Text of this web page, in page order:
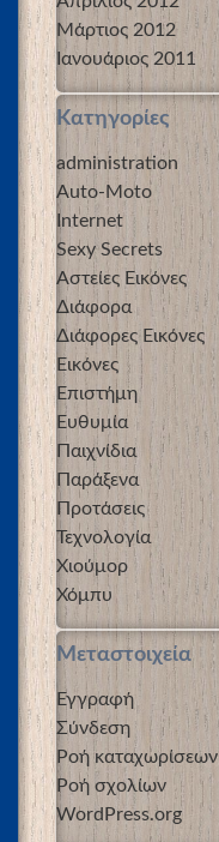
Μάρτιος 2012
Ιανουάριος 2011
Kατηγορίες
administration
Auto-Moto
Internet
Sexy Secrets
Αστείες Εικόνες
Διάφορα
Διάφορες Εικόνες
Εικόνες
Επιστήμη
Ευθυμία
Παιχνίδια
Παράξενα
Προτάσεις
Τεχνολογία
Χιούμορ
Χόμπυ
Μεταστοιχεία
Εγγραφή
Σύνδεση
Ροή καταχωρίσεων
Ροή σχολίων
WordPress.org